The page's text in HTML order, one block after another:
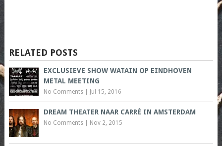
RELATED POSTS
EXCLUSIEVE SHOW WATAIN OP EINDHOVEN
METAL MEETING
No Comments| Jul 15, 2016
DREAM THEATER NAAR CARRÉ IN AMSTERDAM
No Comments| Nov 2, 2015